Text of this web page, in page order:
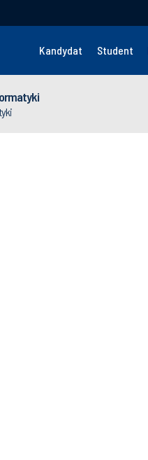
Kandydat Student